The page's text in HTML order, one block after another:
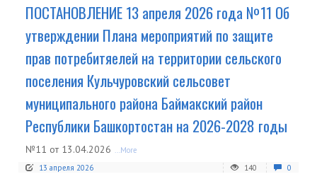
ПОСТАНОВЛЕНИЕ 13 апреля 2026 года №11 Об
утверждении Плана мероприятий по защите
прав потребитяелей на территории сельского
поселения Кульчуровский сельсовет
муниципального района Баймакский район
Республики Башкортостан на 2026-2028 годы
№11 от 13.04.2026 ...More
13 апреля 2026
140 0